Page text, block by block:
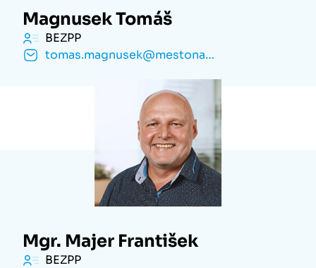
Magnusek Tomáš
BEZPP
tomas.magnusek@mestonachod.cz
Mgr. Majer František
BEZPP